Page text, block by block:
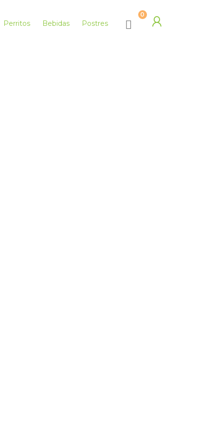
Perritos Bebidas Postres
0